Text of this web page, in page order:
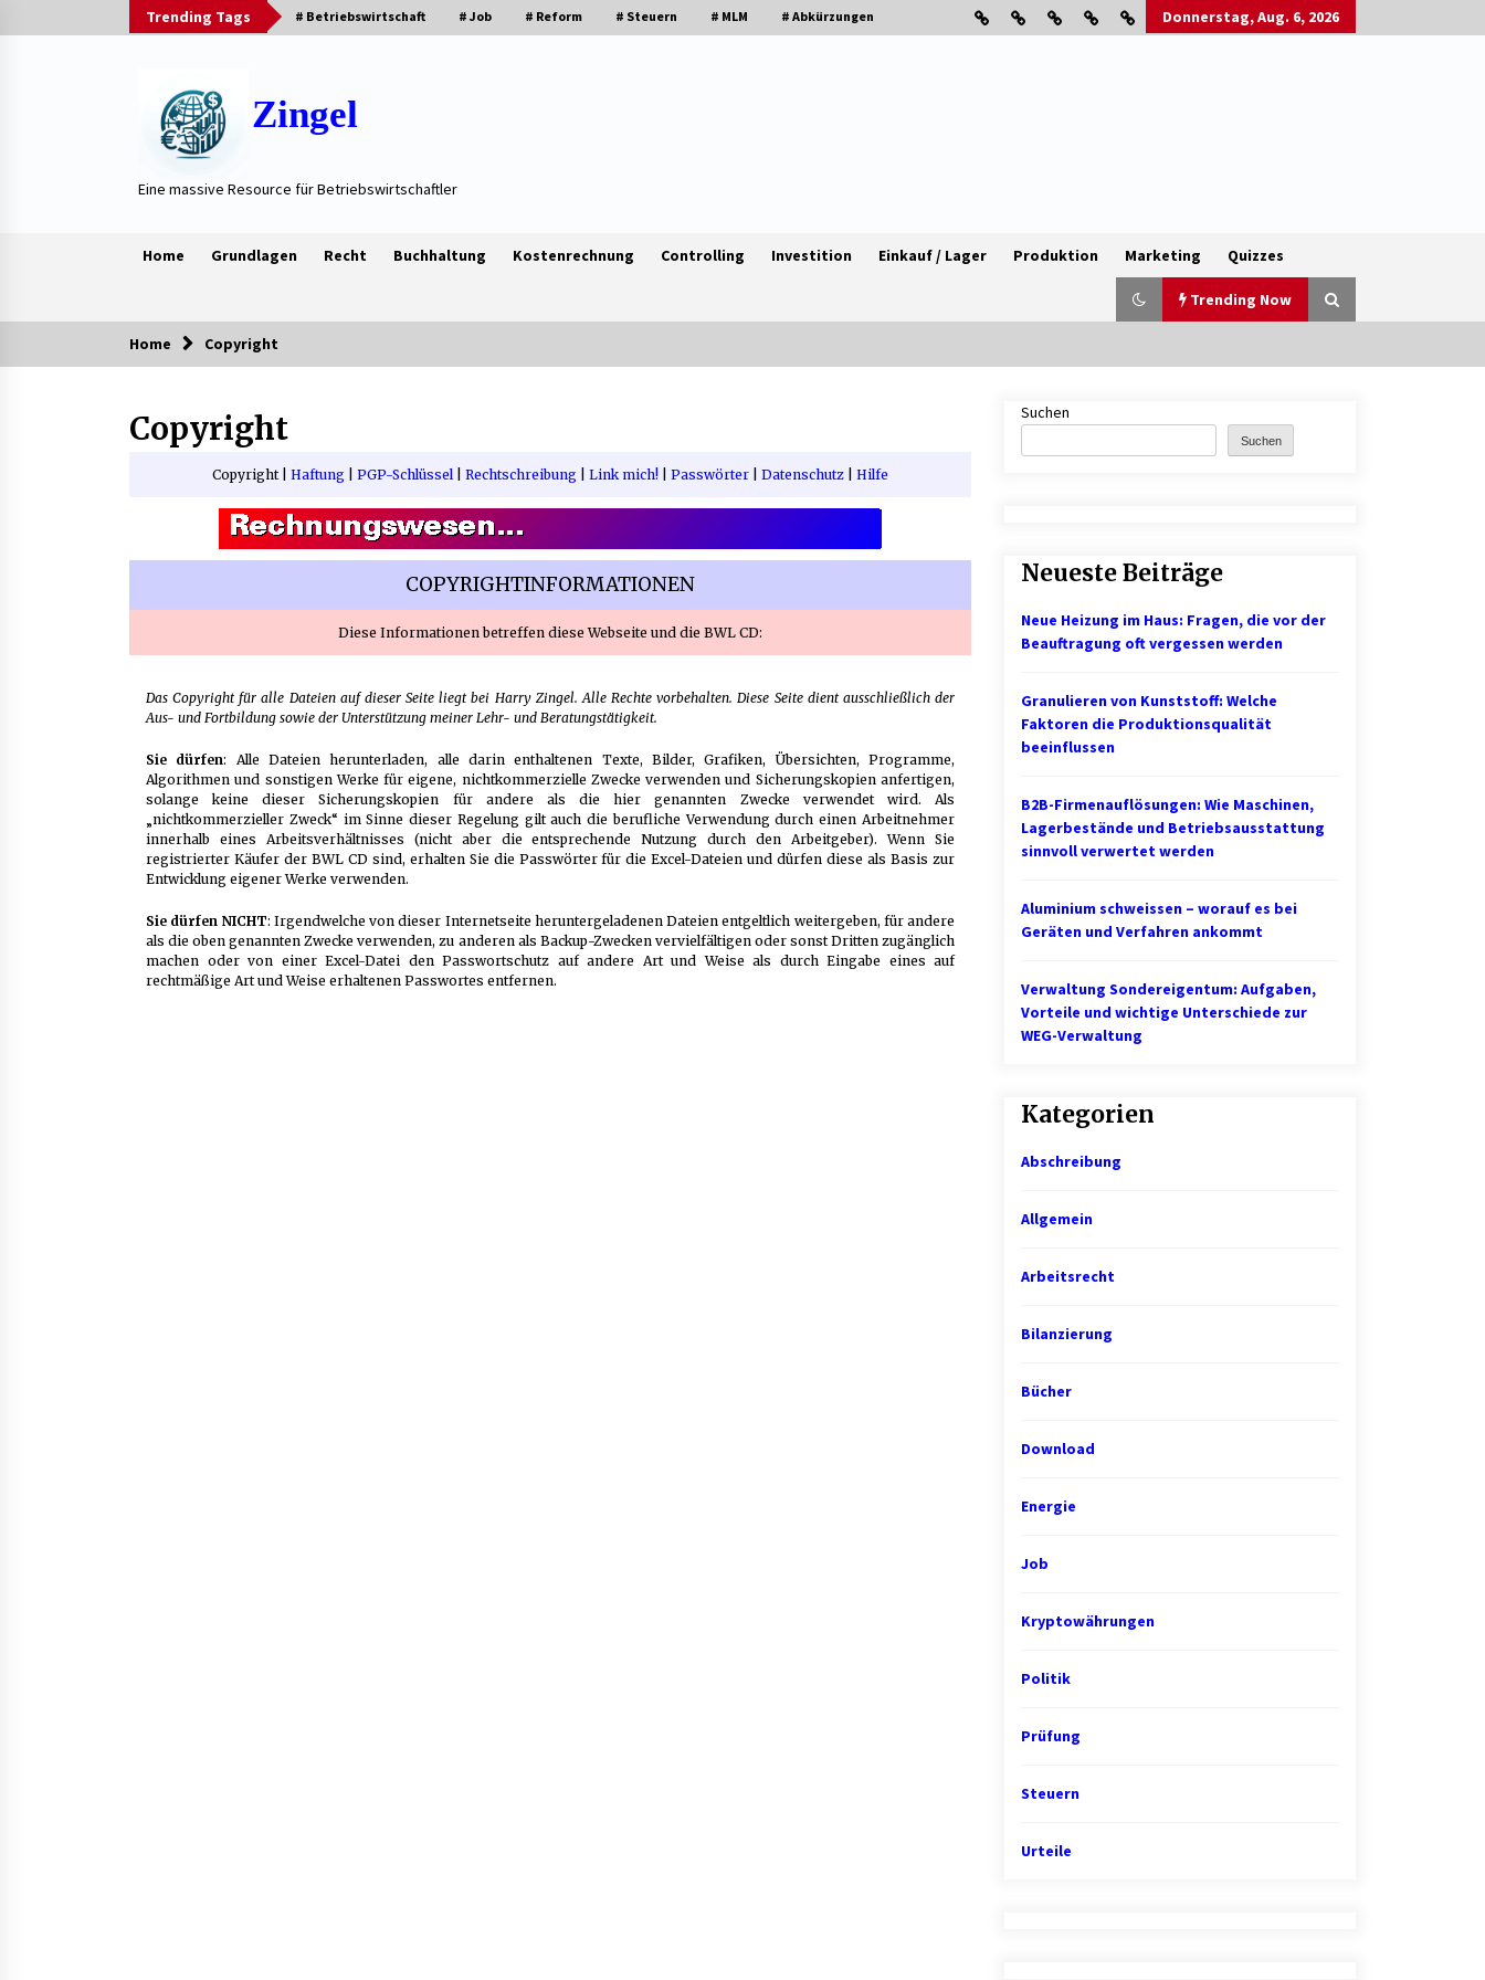
to
Trending Tags # Betriebswirtschaft # Job # Reform # Steuern # MLM # Abkürzungen Donnerstag, Aug. 6, 2026
Zingel
Eine massive Resource für Betriebswirtschaftler
Home Grundlagen Recht Buchhaltung Kostenrechnung Controlling Investition Einkauf / Lager Produktion Marketing Quizzes
Trending Now
Trending Now
Neue Heizung im Haus: Fragen, die
vor der Beauftragung oft vergessen
3 Wochen ago 1 Monat ago
B2B-Firmenauflösungen: Wie
Maschinen, Lagerbestände und
Betriebsausstattung sinnvoll
Aluminium schweissen – worauf es
bei Geräten und Verfahren ankommt
Aufgaben, Vorteile und wichtige
Unterschiede zur WEG-Verwaltung
2 Monaten ago
B2B-Beschaffung 2026: Strategien
3 Monaten ago
Schuldnerberatung: So gewinnen
3 Monaten ago
1. Bestandsmanagement: Den
Überblick behalten
» für deine Eingangstür bei Otypo
3 Monaten ago
Arbeitnehmer nach einer
Kündigung wissen sollten
5 Monaten ago
Mietverwaltung in Karlsruhe:
Zuverlässige Immobilienbetreuung
Home Copyright
Copyright
Copyright | Haftung PGP-Schlüssel Rechtschreibung Link mich! Passwörter Datenschutz Hilfe
COPYRIGHTINFORMATIONEN
Diese Informationen betreffen diese Webseite und die BWL CD:
Das Copyright für alle Dateien auf dieser Seite liegt bei Harry Zingel. Alle Rechte vorbehalten. Diese Seite dient ausschließlich der
Aus- und Fortbildung sowie der Unterstützung meiner Lehr- und Beratungstätigkeit.
Sie dürfen: Alle Dateien herunterladen, alle darin enthaltenen Texte, Bilder, Grafiken, Übersichten, Programme,
Algorithmen und sonstigen Werke für eigene, nichtkommerzielle Zwecke verwenden und Sicherungskopien anfertigen,
solange keine dieser Sicherungskopien für andere als die hier genannten Zwecke verwendet wird. Als
„nichtkommerzieller Zweck“ im Sinne dieser Regelung gilt auch die berufliche Verwendung durch einen Arbeitnehmer
innerhalb eines Arbeitsverhältnisses (nicht aber die entsprechende Nutzung durch den Arbeitgeber). Wenn Sie
registrierter Käufer der BWL CD sind, erhalten Sie die Passwörter für die Excel-Dateien und dürfen diese als Basis zur
Entwicklung eigener Werke verwenden.
Sie dürfen NICHT: Irgendwelche von dieser Internetseite heruntergeladenen Dateien entgeltlich weitergeben, für andere
als die oben genannten Zwecke verwenden, zu anderen als Backup-Zwecken vervielfältigen oder sonst Dritten zugänglich
machen oder von einer Excel-Datei den Passwortschutz auf andere Art und Weise als durch Eingabe eines auf
rechtmäßige Art und Weise erhaltenen Passwortes entfernen.
Suchen
Suchen
Neueste Beiträge
Neue Heizung im Haus: Fragen, die vor der
Beauftragung oft vergessen werden
Granulieren von Kunststoff: Welche
Faktoren die Produktionsqualität
beeinflussen
B2B-Firmenauflösungen: Wie Maschinen,
Lagerbestände und Betriebsausstattung
sinnvoll verwertet werden
Aluminium schweissen – worauf es bei
Geräten und Verfahren ankommt
Verwaltung Sondereigentum: Aufgaben,
Vorteile und wichtige Unterschiede zur
WEG-Verwaltung
Kategorien
Abschreibung
Allgemein
Arbeitsrecht
Bilanzierung
Bücher
Download
Energie
Job
Kryptowährungen
Politik
Prüfung
Steuern
Urteile